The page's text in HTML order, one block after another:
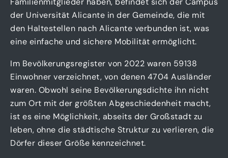
der Universität Alicante in der Gemeinde, die mit
den Haltestellen nach Alicante verbunden ist, was
eine einfache und sichere Mobilität ermöglicht.
Im Bevölkerungsregister von 2022 waren 59138
Einwohner verzeichnet, von denen 4704 Ausländer
waren. Obwohl seine Bevölkerungsdichte ihn nicht
zum Ort mit der größten Abgeschiedenheit macht,
ist es eine Möglichkeit, abseits der Großstadt zu
leben, ohne die städtische Struktur zu verlieren, die
Dörfer dieser Größe kennzeichnet.